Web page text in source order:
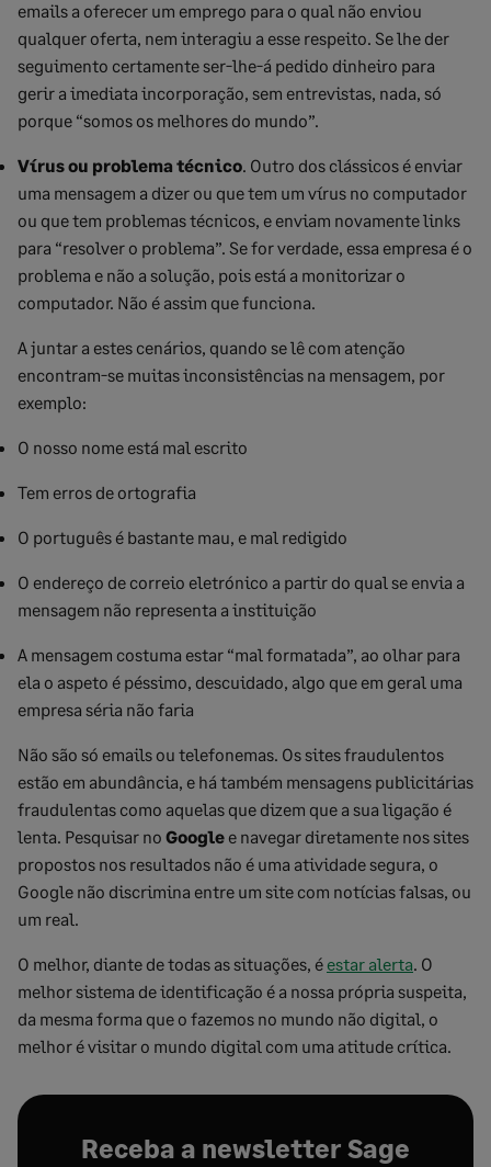
emails a oferecer um emprego para o qual não enviou
qualquer oferta, nem interagiu a esse respeito. Se lhe der
seguimento certamente ser-lhe-á pedido dinheiro para
gerir a imediata incorporação, sem entrevistas, nada, só
porque “somos os melhores do mundo”.
Vírus ou problema técnico. Outro dos clássicos é enviar
uma mensagem a dizer ou que tem um vírus no computador
ou que tem problemas técnicos, e enviam novamente links
para “resolver o problema”. Se for verdade, essa empresa é o
problema e não a solução, pois está a monitorizar o
computador. Não é assim que funciona.
A juntar a estes cenários, quando se lê com atenção
encontram-se muitas inconsistências na mensagem, por
exemplo:
O nosso nome está mal escrito
Tem erros de ortografia
O português é bastante mau, e mal redigido
O endereço de correio eletrónico a partir do qual se envia a
mensagem não representa a instituição
A mensagem costuma estar “mal formatada”, ao olhar para
ela o aspeto é péssimo, descuidado, algo que em geral uma
empresa séria não faria
Não são só emails ou telefonemas. Os sites fraudulentos
estão em abundância, e há também mensagens publicitárias
fraudulentas como aquelas que dizem que a sua ligação é
lenta. Pesquisar no Google e navegar diretamente nos sites
propostos nos resultados não é uma atividade segura, o
Google não discrimina entre um site com notícias falsas, ou
um real.
O melhor, diante de todas as situações, é estar alerta. O
melhor sistema de identificação é a nossa própria suspeita,
da mesma forma que o fazemos no mundo não digital, o
melhor é visitar o mundo digital com uma atitude crítica.
Receba a newsletter Sage